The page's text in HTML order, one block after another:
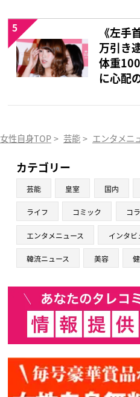
《左手
万引き
体重
に心配
5
女性自身TOP > 芸能 > エンタメニ
カテゴリー
芸能 皇室 国内
ライフ コミック コ
エンタメニュース インタビ
韓流ニュース 美容